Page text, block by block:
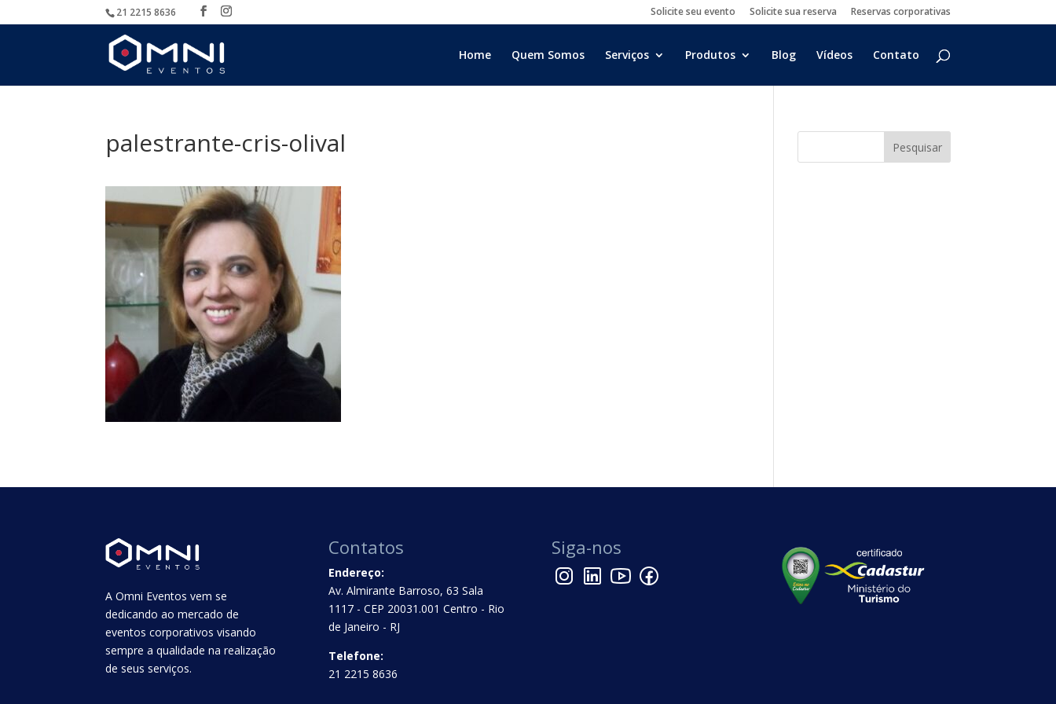
21 2215 8636 Solicite seu evento Solicite sua reserva Reservas corporativas
Home Quem Somos Serviços Produtos Blog Vídeos Contato
palestrante-cris-olival
A Omni Eventos vem se
dedicando ao mercado de
eventos corporativos visando
sempre a qualidade na realização
de seus serviços.
Contatos
Endereço:
Av. Almirante Barroso, 63 Sala
1117 - CEP 20031.001 Centro - Rio
de Janeiro - RJ
Telefone:
21 2215 8636
Siga-nos